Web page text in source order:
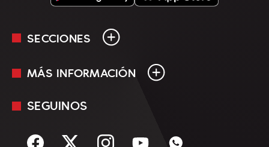
SECCIONES
En Vivo
Sociedad
MÁS INFORMACIÓN
Mediakit
Términos y condiciones
SEGUINOS